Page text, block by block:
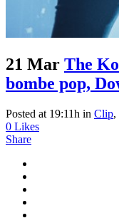
21 Mar The
bombe pop,
Posted at 19:11h in Clip,
0 Likes
Share